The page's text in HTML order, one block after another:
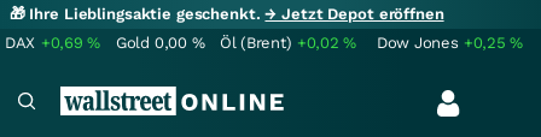
🎁 Ihre Lieblingsaktie geschenkt.→ Jetzt Depot eröffnen
DAX +0,69% Gold 0,00 % Öl (Brent) +0,02% Dow Jones +0,25%